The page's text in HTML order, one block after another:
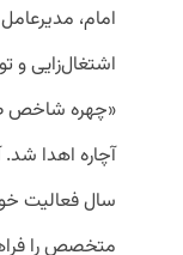
امام،
اشتغال‌زایی و
«چهره شاخص
آچاره اهدا
متخصص را